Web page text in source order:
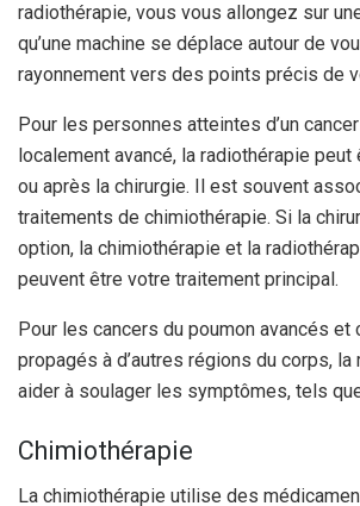
radiothérapie, vous vous allongez sur
qu’une machine se déplace autour de
rayonnement vers des points précis de
Pour les personnes atteintes d’un
localement avancé, la radiothérapie
ou après la chirurgie. Il est souvent
traitements de chimiothérapie. Si la
option, la chimiothérapie et la
peuvent être votre traitement principal.
Pour les cancers du poumon avancés et
propagés à d’autres régions du corps,
aider à soulager les symptômes, tels
Chimiothérapie
La chimiothérapie utilise des